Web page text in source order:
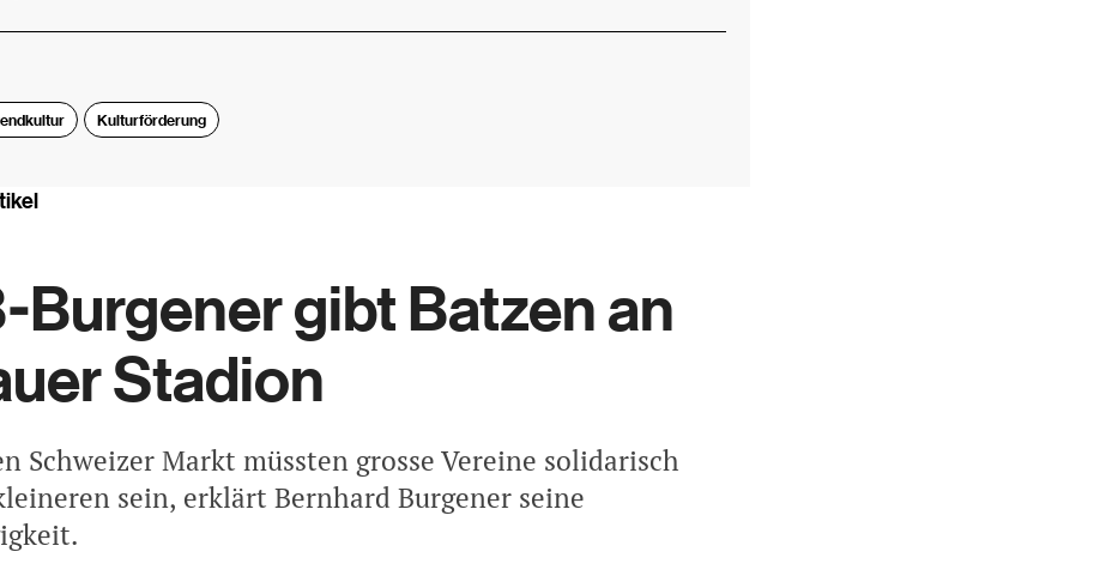
Kulturförderung
Burgener gibt Batzen an
Stadion
Schweizer Markt müssten grosse Vereine solidarisch
sein, erklärt Bernhard Burgener seine